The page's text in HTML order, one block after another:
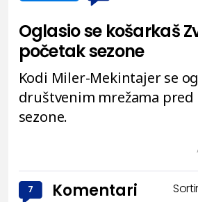
Oglasio se košarkaš
početak sezone
Kodi Miler-Mekintajer se
društvenim mrežama pred
sezone.
7 Komentari